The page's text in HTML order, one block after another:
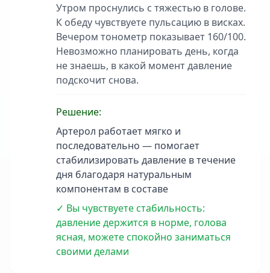
Утром проснулись с тяжестью в голове.
К обеду чувствуете пульсацию в висках.
Вечером тонометр показывает 160/100.
Невозможно планировать день, когда
не знаешь, в какой момент давление
подскочит снова.
Решение:
Артерол работает мягко и
последовательно — помогает
стабилизировать давление в течение
дня благодаря натуральным
компонентам в составе
✓ Вы чувствуете стабильность:
давление держится в норме, голова
ясная, можете спокойно заниматься
своими делами